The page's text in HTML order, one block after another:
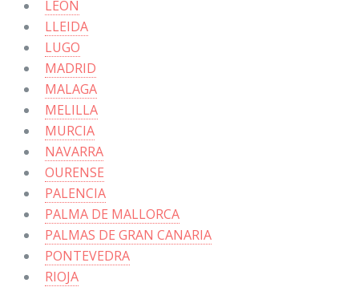
LEON
LLEIDA
LUGO
MADRID
MALAGA
MELILLA
MURCIA
NAVARRA
OURENSE
PALENCIA
PALMA DE MALLORCA
PALMAS DE GRAN CANARIA
PONTEVEDRA
RIOJA